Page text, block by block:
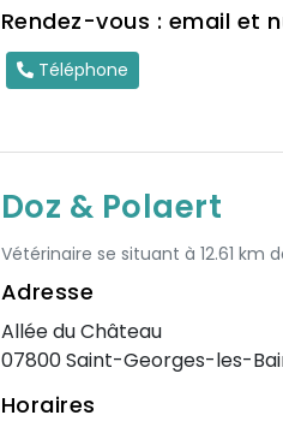
Rendez-vous : email et
Téléphone
Doz & Polaert
Vétérinaire se situant à 12.61 km
Adresse
Allée du Château
07800 Saint-Georges-les-
Horaires